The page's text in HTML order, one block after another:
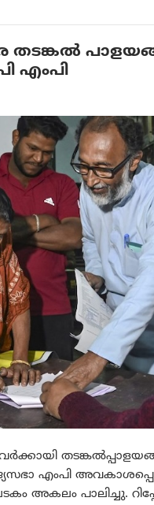
തടങ്കൽ
എംപി
എംപി
അകലം പാലിച്ചു.